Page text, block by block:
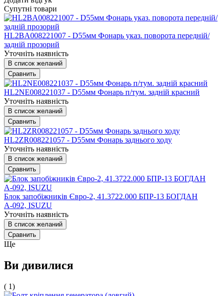
Супутні товари
HL2BA008221007 - D55мм Фонарь указ. поворота передній/
задній прозорий
Уточніть наявність
В список желаний
Сравнить
HL2NE008221037 - D55мм Фонарь п/тум. задній красний
Уточніть наявність
В список желаний
Сравнить
HL2ZR008221057 - D55мм Фонарь заднього ходу
Уточніть наявність
В список желаний
Сравнить
Блок запобіжників Євро-2, 41.3722.000 БПР-13 БОГДАН
А-092, ISUZU
Уточніть наявність
В список желаний
Сравнить
Ще
Ви дивилися
( 1)